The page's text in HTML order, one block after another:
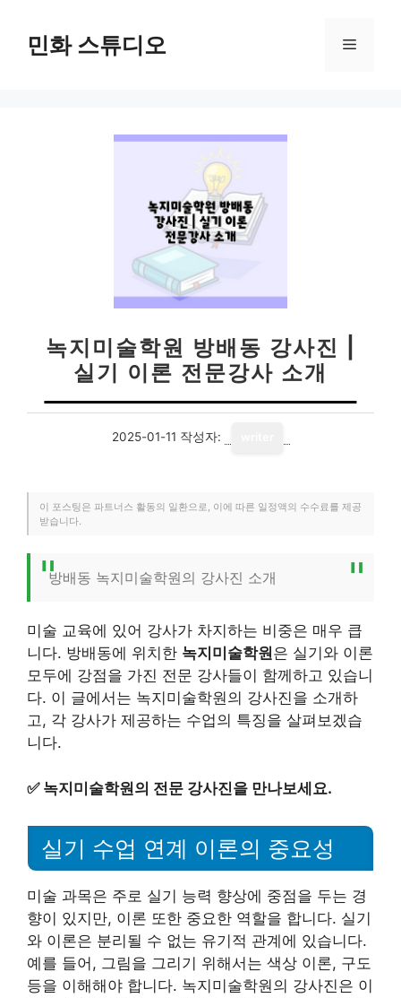
민화 스튜디오 메
녹지미술학원 방배동 강사진 |
실기 이론 전문강사 소개
2025-01-11 작성자:
이 포스팅은 파트너스 활동의 일환으로, 이에 따른 일정액의 수수료를 제공
받습니다.
방배동 녹지미술학원의 강사진 소개
미술 교육에 있어 강사가 차지하는 비중은 매우 큽
니다. 방배동에 위치한 녹지미술학원은 실기와 이론
모두에 강점을 가진 전문 강사들이 함께하고 있습니
다. 이 글에서는 녹지미술학원의 강사진을 소개하
고, 각 강사가 제공하는 수업의 특징을 살펴보겠습
니다.
✅ 녹지미술학원의 전문 강사진을 만나보세요.
실기 수업 연계 이론의 중요성
미술 과목은 주로 실기 능력 향상에 중점을 두는 경
향이 있지만, 이론 또한 중요한 역할을 합니다. 실기
와 이론은 분리될 수 없는 유기적 관계에 있습니다.
예를 들어, 그림을 그리기 위해서는 색상 이론, 구도
등을 이해해야 합니다. 녹지미술학원의 강사진은 이